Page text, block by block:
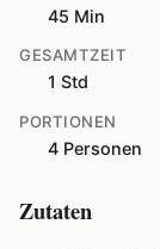
45 Min
GESAMTZEIT
1 Std
PORTIONEN
4 Personen
Zutaten